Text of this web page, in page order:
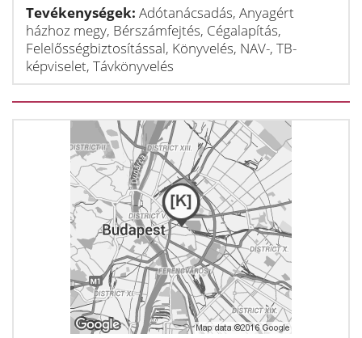
Tevékenységek: Adótanácsadás, Anyagért
házhoz megy, Bérszámfejtés, Cégalapítás,
Felelősségbiztosítással, Könyvelés, NAV-, TB-
képviselet, Távkönyvelés